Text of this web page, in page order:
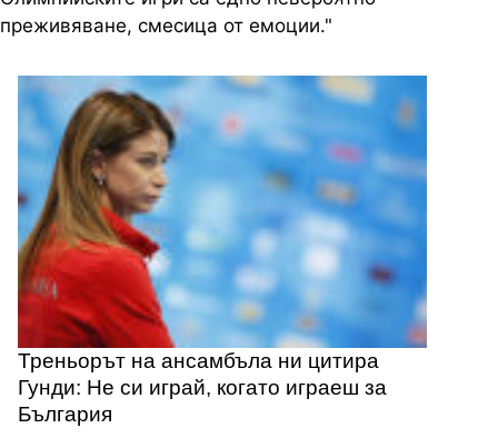
преживяване, смесица от емоции."
Треньорът на ансамбъла ни цитира
Гунди: Не си играй, когато играеш за
България